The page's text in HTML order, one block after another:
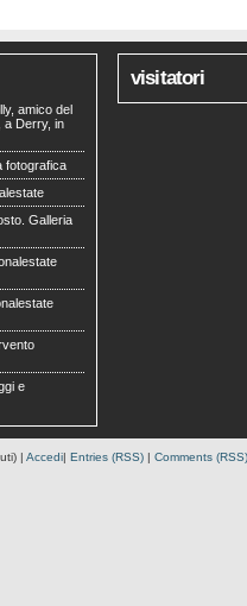
amico del
a Derry, in
fotografica
Galleria
e
visitatori
| Accedi| Entries (RSS) | Comments (RSS)